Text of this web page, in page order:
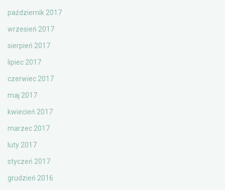
październik 2017
wrzesień 2017
sierpień 2017
lipiec 2017
czerwiec 2017
maj 2017
kwiecień 2017
marzec 2017
luty 2017
styczeń 2017
grudzień 2016